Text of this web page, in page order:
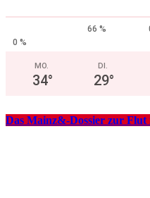
66 %
0 %
MO.
34°
DI.
29°
Das Mainz&-Dossier zur